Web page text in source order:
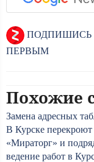
ПОДПИШИСЬ
ПЕРВЫМ
Похожие
Замена адресных
В Курске
«Мираторг» и
ведение работ в